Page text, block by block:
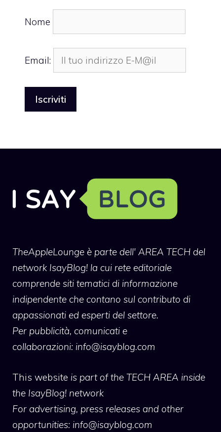
Nome
Email:
TheAppleLounge è parte dell' AREA TECH del
network IsayBlog! la cui rete editoriale
comprende siti tematici di informazione
indipendente che contano sul contributo di
appassionati ed esperti del settore.
Per pubblicità, comunicati e
collaborazioni: info@isayblog.com
This website is part of the TECH AREA inside
the IsayBlog! network
For advertising, press releases and other
opportunities: info@isayblog.com